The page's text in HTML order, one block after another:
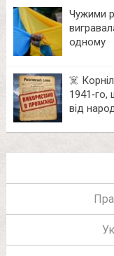
Чужими
одному
☠️
від